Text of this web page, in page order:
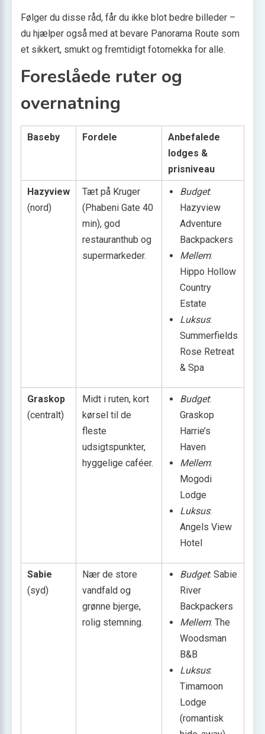
Følger du disse råd, får du ikke blot bedre billeder –
du hjælper også med at bevare Panorama Route som
et sikkert, smukt og fremtidigt fotomekka for alle.
Foreslåede ruter og
overnatning
Baseby Fordele
Anbefalede
lodges &
prisniveau
Hazyview
(nord)
Tæt på Kruger
(Phabeni Gate 40
min), god
restauranthub og
supermarkeder.
Budget:
Hazyview
Adventure
Backpackers
Mellem:
Hippo Hollow
Country
Estate
Luksus:
Summerfields
Rose Retreat
& Spa
Graskop
(centralt)
Midt i ruten, kort
kørsel til de
fleste
udsigtspunkter,
hyggelige caféer.
Budget:
Graskop
Harrie’s
Haven
Mellem:
Mogodi
Lodge
Luksus:
Angels View
Hotel
Sabie
(syd)
Nær de store
vandfald og
grønne bjerge,
rolig stemning.
Budget: Sabie
River
Backpackers
Mellem: The
Woodsman
B&B
Luksus:
Timamoon
Lodge
(romantisk